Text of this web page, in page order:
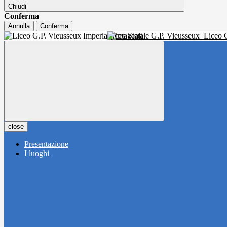
Chiudi
Conferma
Annulla Conferma
Liceo Statale G.P. Vieusseux Liceo
close
Presentazione
I luoghi